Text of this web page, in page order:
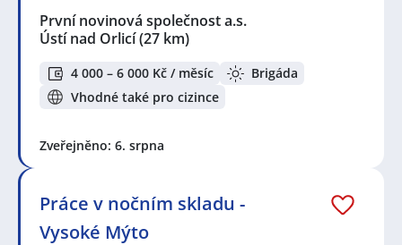
novinová společnost a.s. ,
,Rodina Koláčkova s.r.o.,Kaufland Česká republika
v.o.s.,Gastro KOJO s.r.o.,B+N Czech Republic Facility
Services s.r.o.
JOBINN & HOSTESSINN, s.r.o.
Management s.r.o., Z & Z Dřevohostice s.r.o.
Galmonez s.r.o.
Seznam lokalit v zobrazených inzerátech:
Celá ČR,Šumperk,Ústí nad Orlicí
Vysoké Mýto
První novinová společnost a.s.
Ústí nad Orlicí(27 km)
4 000 – 6 000 Kč / měsíc
Brigáda
Vhodné také pro cizince
Zveřejněno: 6. srpna
Práce v nočním skladu -
Vysoké Mýto